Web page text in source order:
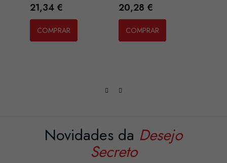
Preço
21,34 €
COMPRAR
Preço
20,28 €
COMPRAR
Novidades da Desejo
Secreto